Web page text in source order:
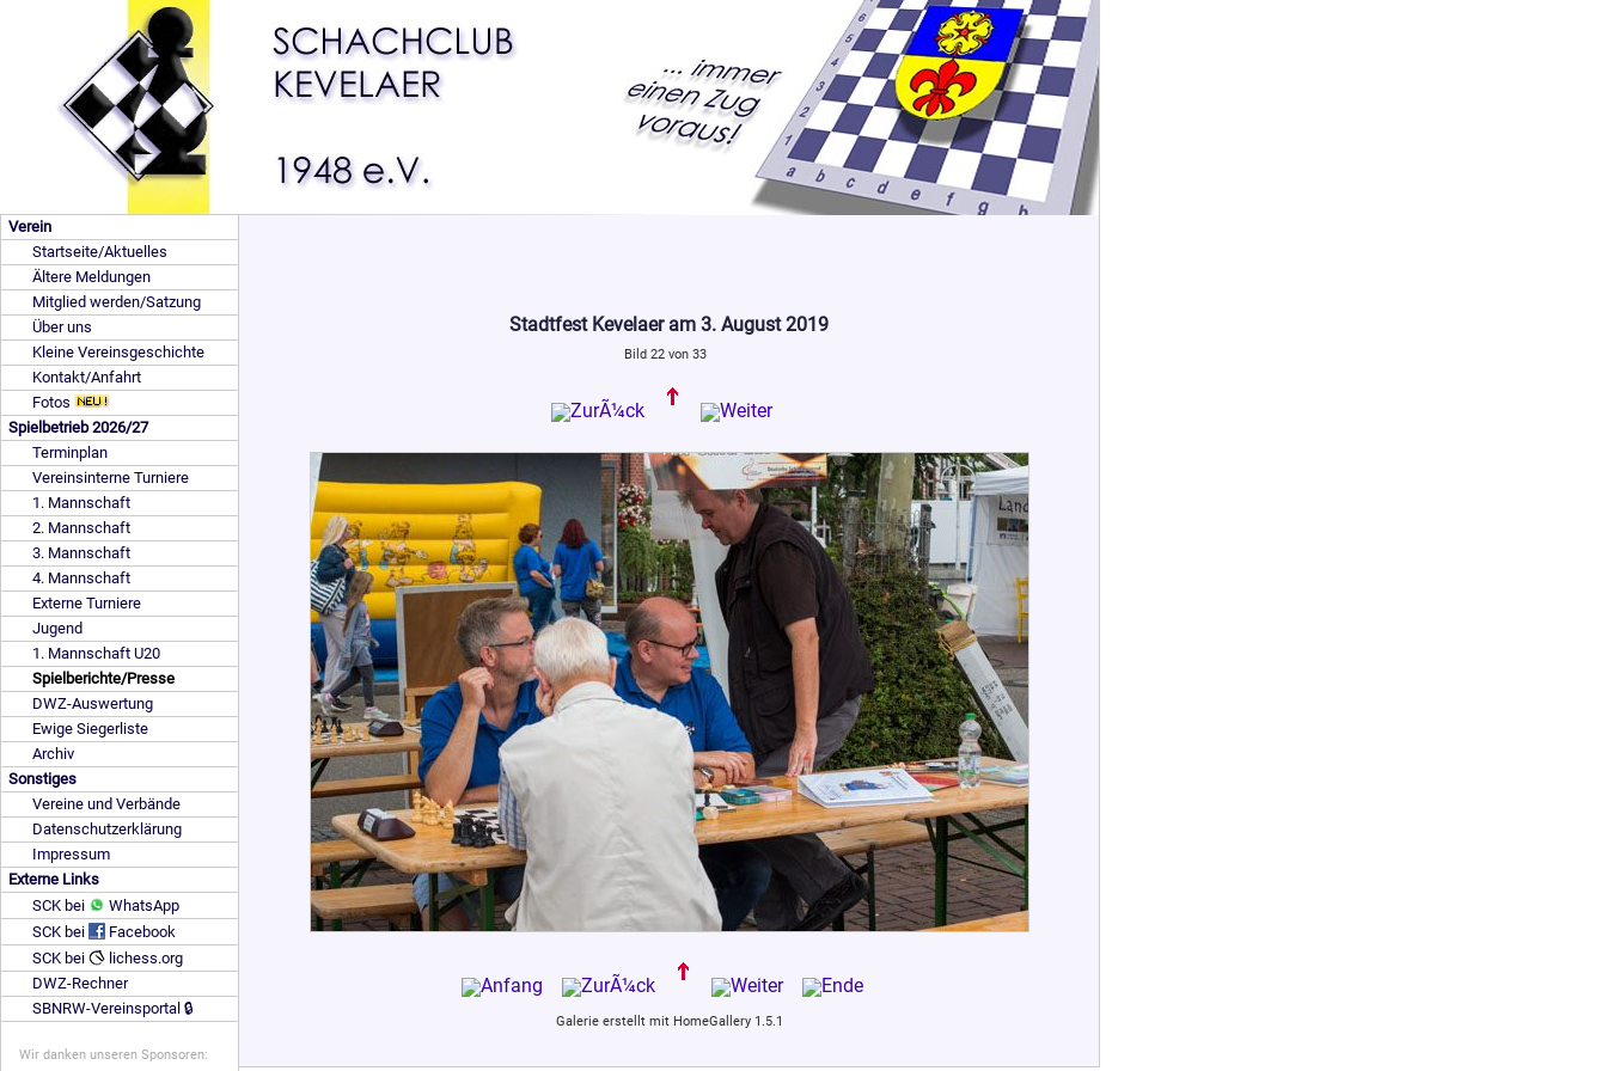
Verein
Startseite/Aktuelles
Ältere Meldungen
Mitglied werden/Satzung
Über uns
Kleine Vereinsgeschichte
Kontakt/Anfahrt
Fotos
Spielbetrieb 2026/27
Terminplan
Vereinsinterne Turniere
1. Mannschaft
2. Mannschaft
3. Mannschaft
4. Mannschaft
Externe Turniere
Jugend
1. Mannschaft U20
Spielberichte/Presse
DWZ-Auswertung
Ewige Siegerliste
Archiv
Sonstiges
Vereine und Verbände
Datenschutzerklärung
Impressum
Externe Links
SCK bei
WhatsApp
SCK bei
Facebook
SCK bei
lichess.org
DWZ-Rechner
SBNRW-Vereinsportal 🔒
Wir danken unseren Sponsoren:
Stadtfest Kevelaer am 3. August 2019
Bild 22 von 33
Galerie erstellt mit HomeGallery 1.5.1